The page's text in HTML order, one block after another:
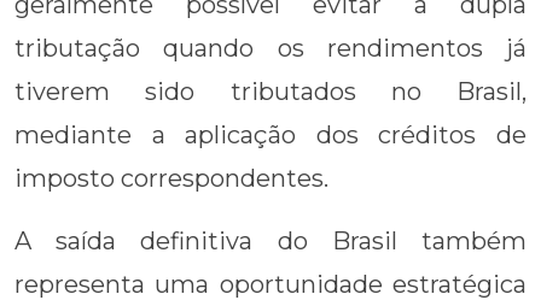
tributação quando os rendimentos já
tiverem sido tributados no Brasil,
mediante a aplicação dos créditos de
imposto correspondentes.
A saída definitiva do Brasil também
representa uma oportunidade estratégica